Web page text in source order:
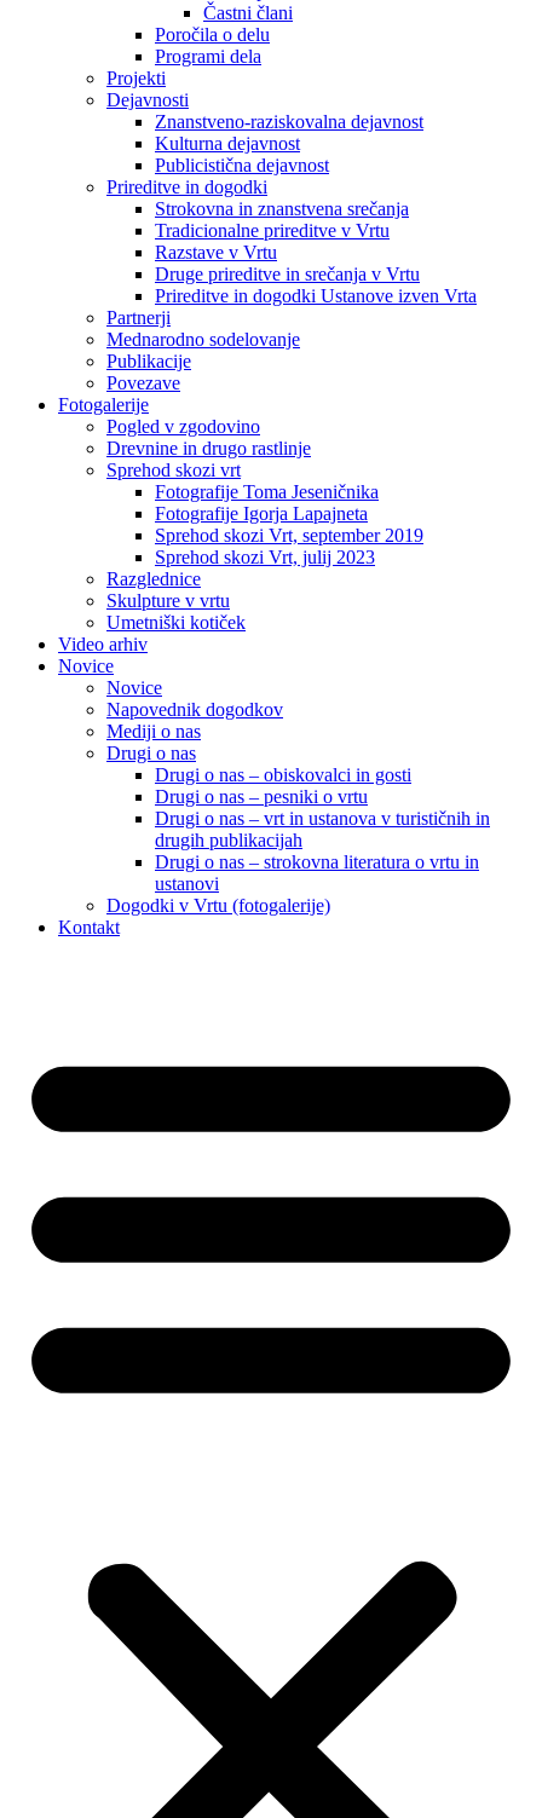
Častni člani
Poročila o delu
Programi dela
Projekti
Dejavnosti
Znanstveno-raziskovalna dejavnost
Kulturna dejavnost
Publicistična dejavnost
Prireditve in dogodki
Strokovna in znanstvena srečanja
Tradicionalne prireditve v Vrtu
Razstave v Vrtu
Druge prireditve in srečanja v Vrtu
Prireditve in dogodki Ustanove izven Vrta
Partnerji
Mednarodno sodelovanje
Publikacije
Povezave
Fotogalerije
Pogled v zgodovino
Drevnine in drugo rastlinje
Sprehod skozi vrt
Fotografije Toma Jeseničnika
Fotografije Igorja Lapajneta
Sprehod skozi Vrt, september 2019
Sprehod skozi Vrt, julij 2023
Razglednice
Skulpture v vrtu
Umetniški kotiček
Video arhiv
Novice
Novice
Napovednik dogodkov
Mediji o nas
Drugi o nas
Drugi o nas – obiskovalci in gosti
Drugi o nas – pesniki o vrtu
Drugi o nas – vrt in ustanova v turističnih in
drugih publikacijah
Drugi o nas – strokovna literatura o vrtu in
ustanovi
Dogodki v Vrtu (fotogalerije)
Kontakt